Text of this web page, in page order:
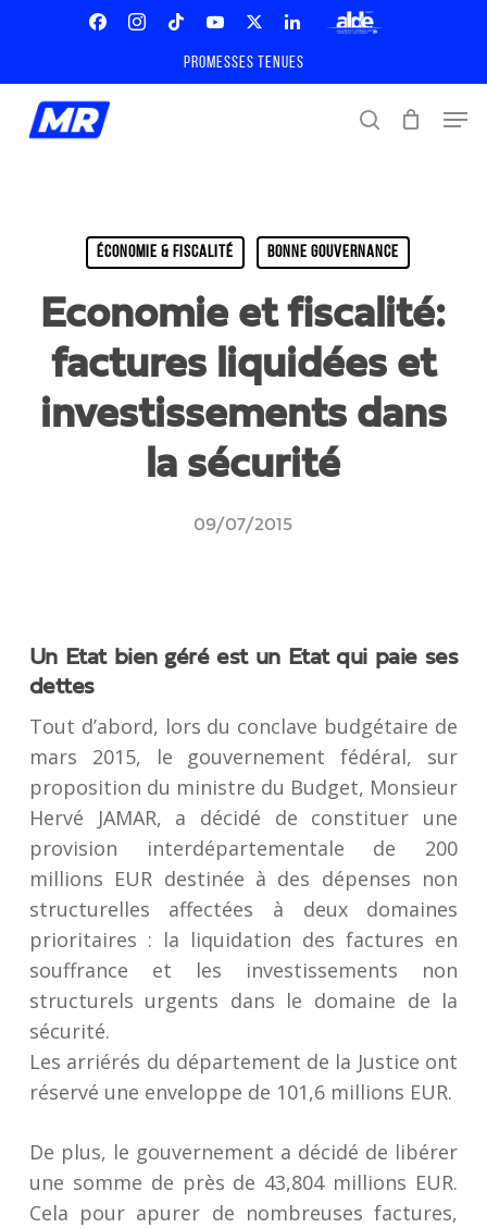
content
Twitter
Linkedin ALDE
Promesses tenues
search
ÉCONOMIE & FISCALITÉ BONNE GOUVERNANCE
Economie et fiscalité:
factures liquidées et
investissements dans
la sécurité
09/07/2015
Un Etat bien géré est un Etat qui paie ses
dettes
Tout d’abord, lors du conclave budgétaire de
mars 2015, le gouvernement fédéral, sur
proposition du ministre du Budget, Monsieur
Hervé JAMAR, a décidé de constituer une
provision interdépartementale de 200
millions EUR destinée à des dépenses non
structurelles affectées à deux domaines
prioritaires : la liquidation des factures en
souffrance et les investissements non
structurels urgents dans le domaine de la
sécurité.
Les arriérés du département de la Justice ont
réservé une enveloppe de 101,6 millions EUR.
De plus, le gouvernement a décidé de libérer
une somme de près de 43,804 millions EUR.
Cela pour apurer de nombreuses factures,